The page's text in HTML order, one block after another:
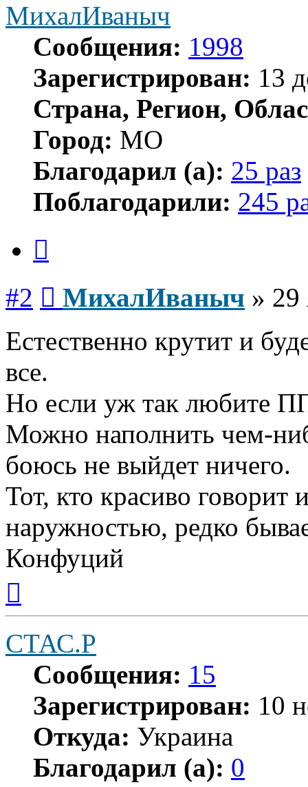
МихалИваныч
Сообщения: 1998
Зарегистрирован: 13
Страна, Регион,
Город: МО
Благодарил (а): 25 раз
Поблагодарили: 245
#2 МихалИваныч » 29
Естественно крутит и
все.
Но если уж так любите
Можно наполнить чем-
боюсь не выйдет ничего.
Тот, кто красиво говорит
наружностью, редко
Конфуций
началу
СТАС.Р
Сообщения: 15
Зарегистрирован: 10
Откуда: Украина
Благодарил (а): 0